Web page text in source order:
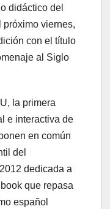
didáctico del
próximo viernes,
con el título
al Siglo
la primera
e interactiva de
en común
del
dedicada a
que repasa
español